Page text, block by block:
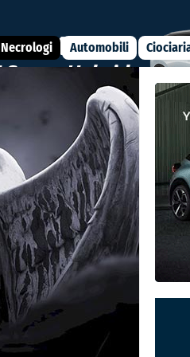
Necrologi Automobili